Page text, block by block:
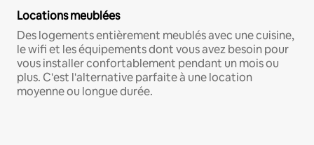
Locations meublées
Des logements entièrement meublés avec une cuisine,
le wifi et les équipements dont vous avez besoin pour
vous installer confortablement pendant un mois ou
plus. C'est l'alternative parfaite à une location
moyenne ou longue durée.